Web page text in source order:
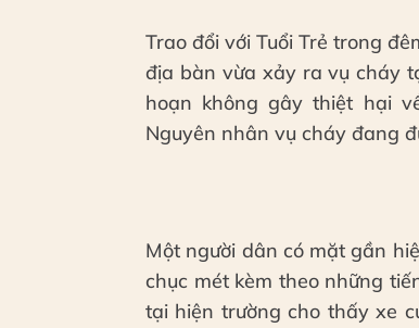
Trao đổi với Tuổi Trẻ trong
địa bàn vừa xảy ra vụ cháy
hoạn không gây thiệt hại
Nguyên nhân vụ cháy đang
Một người dân có mặt gần
chục mét kèm theo những
tại hiện trường cho thấy xe